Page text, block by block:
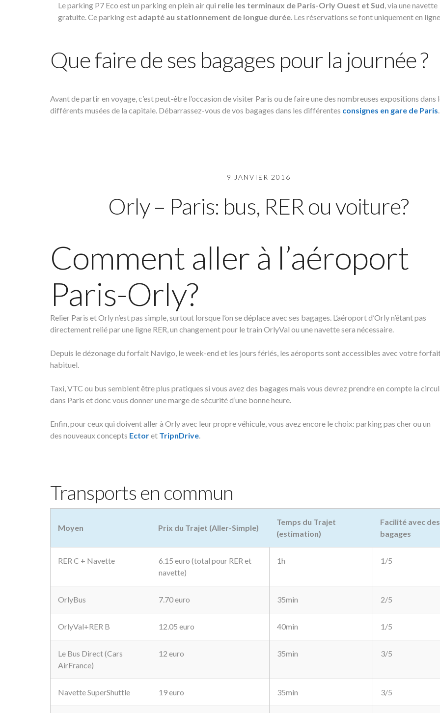
Le parking P7 Eco est un parking en plein air qui relie les terminaux de Paris-Orly Ouest et Sud, via une navette
gratuite. Ce parking est adapté au stationnement de longue durée. Les réservations se font uniquement en
Que faire de ses bagages pour la journée ?
Avant de partir en voyage, c’est peut-être l’occasion de visiter Paris ou de faire une des nombreuses expositions dans
différents musées de la capitale. Débarrassez-vous de vos bagages dans les différentes consignes en gare de Paris.
9 JANVIER 2016
Orly – Paris: bus, RER ou voiture?
Comment aller à l’aéroport
Paris-Orly?
Relier Paris et Orly n’est pas simple, surtout lorsque l’on se déplace avec ses bagages. L’aéroport d’Orly n’étant pas
directement relié par une ligne RER, un changement pour le train OrlyVal ou une navette sera nécessaire.
Depuis le dézonage du forfait Navigo, le week-end et les jours fériés, les aéroports sont accessibles avec votre
habituel.
Taxi, VTC ou bus semblent être plus pratiques si vous avez des bagages mais vous devrez prendre en compte la
dans Paris et donc vous donner une marge de sécurité d’une bonne heure.
Enfin, pour ceux qui doivent aller à Orly avec leur propre véhicule, vous avez encore le choix: parking pas cher ou un
des nouveaux concepts Ectoret TripnDrive.
Transports en commun
Moyen Prix du Trajet (Aller-Simple)
Temps du Trajet
(estimation)
Facilité avec des
bagages
RER C + Navette
6.15 euro (total pour RER et
navette)
1h 1/5
OrlyBus 7.70 euro 35min 2/5
OrlyVal+RER B 12.05 euro 40min 1/5
Le Bus Direct (Cars
AirFrance)
12 euro 35min 3/5
Navette SuperShuttle 19 euro 35min 3/5